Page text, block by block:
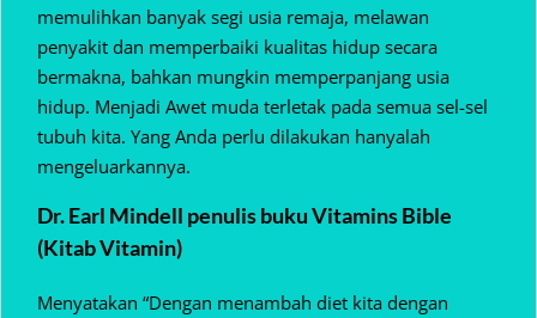
memulihkan banyak segi usia remaja, melawan
penyakit dan memperbaiki kualitas hidup secara
bermakna, bahkan mungkin memperpanjang usia
hidup. Menjadi Awet muda terletak pada semua sel-sel
tubuh kita. Yang Anda perlu dilakukan hanyalah
mengeluarkannya.
Dr. Earl Mindell penulis buku Vitamins Bible
(Kitab Vitamin)
Menyatakan “Dengan menambah diet kita dengan